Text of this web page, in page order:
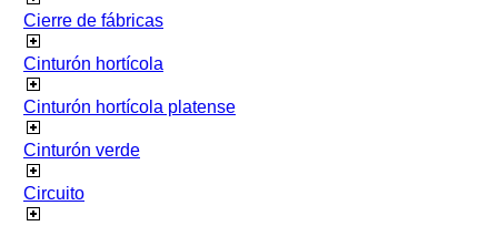
Cierre de fábricas
Cinturón hortícola
Cinturón hortícola platense
Cinturón verde
Circuito